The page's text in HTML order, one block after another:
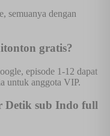
semuanya dengan
gratis?
episode 1-12 dapat
untuk anggota VIP.
Detik sub Indo full